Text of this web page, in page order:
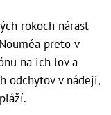
rokoch nárast
preto v
na ich lov a
odchytov v nádeji,